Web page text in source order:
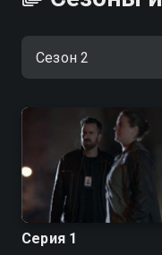
Серия 1